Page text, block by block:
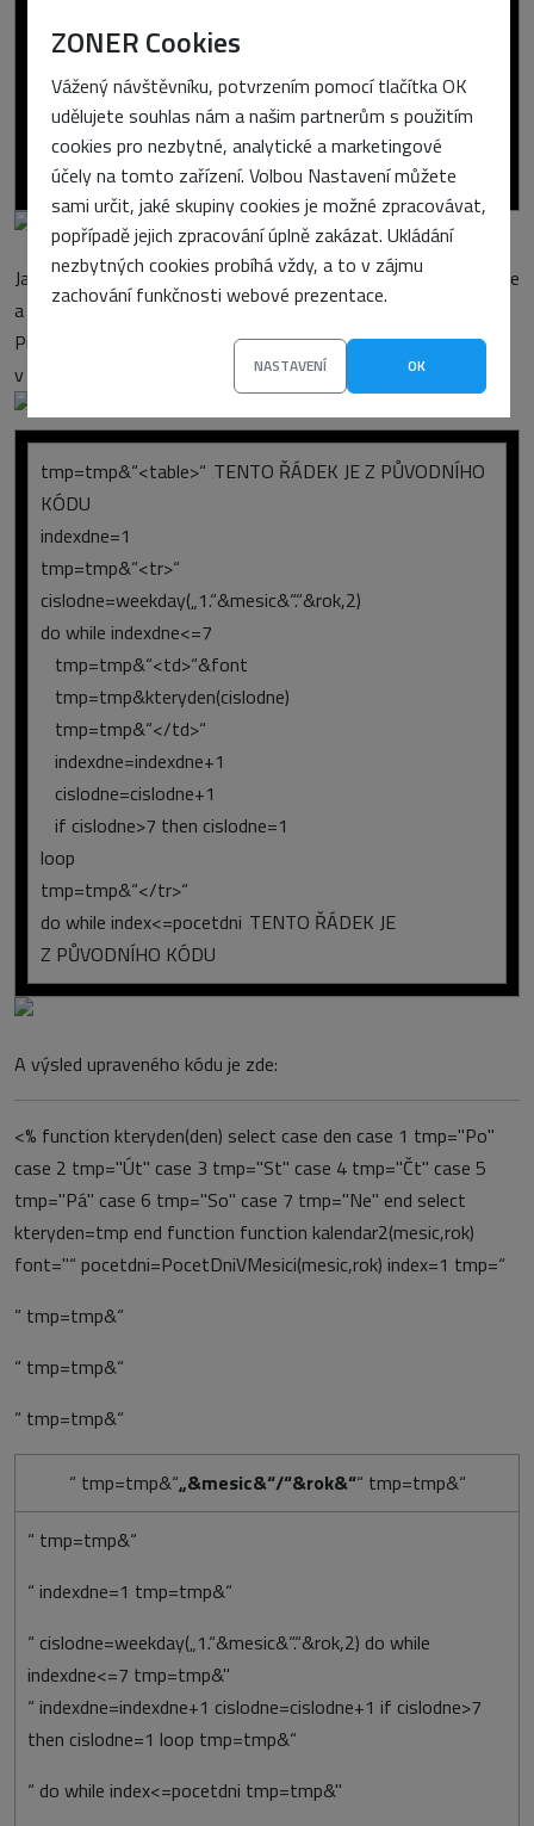
ZONER Cookies
Vážený návštěvníku, potvrzením pomocí tlačítka OK
udělujete souhlas nám a našim partnerům s použitím
cookies pro nezbytné, analytické a marketingové
účely na tomto zařízení. Volbou Nastavení můžete
sami určit, jaké skupiny cookies je možné zpracovávat,
popřípadě jejich zpracování úplně zakázat. Ukládání
nezbytných cookies probíhá vždy, a to v zájmu
zachování funkčnosti webové prezentace.
NASTAVENÍ OK
case 7
tmp=“Ne“
end select
kteryden=tmp
end function
Jako další krok provedeme doplnění funkce pro tvorbu kalendáře
a kód, který zajistí vypsání názvů dní do prvního řádku tabulky.
Protože jde jenom o doplněk do již existující funkce, uvedu
v kódu jenom tu část, která byla modifikována:
tmp=tmp&“<table>“ ‚TENTO ŘÁDEK JE Z PŮVODNÍHO
KÓDU
indexdne=1
tmp=tmp&“<tr>“
cislodne=weekday(„1.“&mesic&“.“&rok,2)
do while indexdne<=7
tmp=tmp&“<td>“&font
tmp=tmp&kteryden(cislodne)
tmp=tmp&“</td>“
indexdne=indexdne+1
cislodne=cislodne+1
if cislodne>7 then cislodne=1
loop
tmp=tmp&“</tr>“
do while index<=pocetdni ‚TENTO ŘÁDEK JE
Z PŮVODNÍHO KÓDU
A výsled upraveného kódu je zde:
<% function kteryden(den) select case den case 1 tmp="Po"
case 2 tmp="Út" case 3 tmp="St" case 4 tmp="Čt" case 5
tmp="Pá" case 6 tmp="So" case 7 tmp="Ne" end select
kteryden=tmp end function function kalendar2(mesic,rok)
font="“ pocetdni=PocetDniVMesici(mesic,rok) index=1 tmp=“
“ tmp=tmp&“
“ tmp=tmp&“
“ tmp=tmp&“
“ tmp=tmp&“„&mesic&“/“&rok&““ tmp=tmp&“
“ tmp=tmp&“
“ indexdne=1 tmp=tmp&“
“ cislodne=weekday(„1.“&mesic&“.“&rok,2) do while
indexdne<=7 tmp=tmp&"
“ indexdne=indexdne+1 cislodne=cislodne+1 if cislodne>7
then cislodne=1 loop tmp=tmp&“
“ do while index<=pocetdni tmp=tmp&"